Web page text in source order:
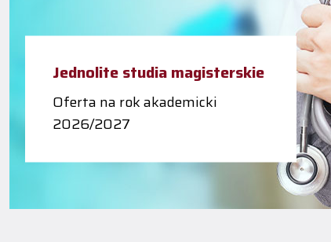
Jednolite studia magisterskie
Oferta na rok akademicki
2026/2027